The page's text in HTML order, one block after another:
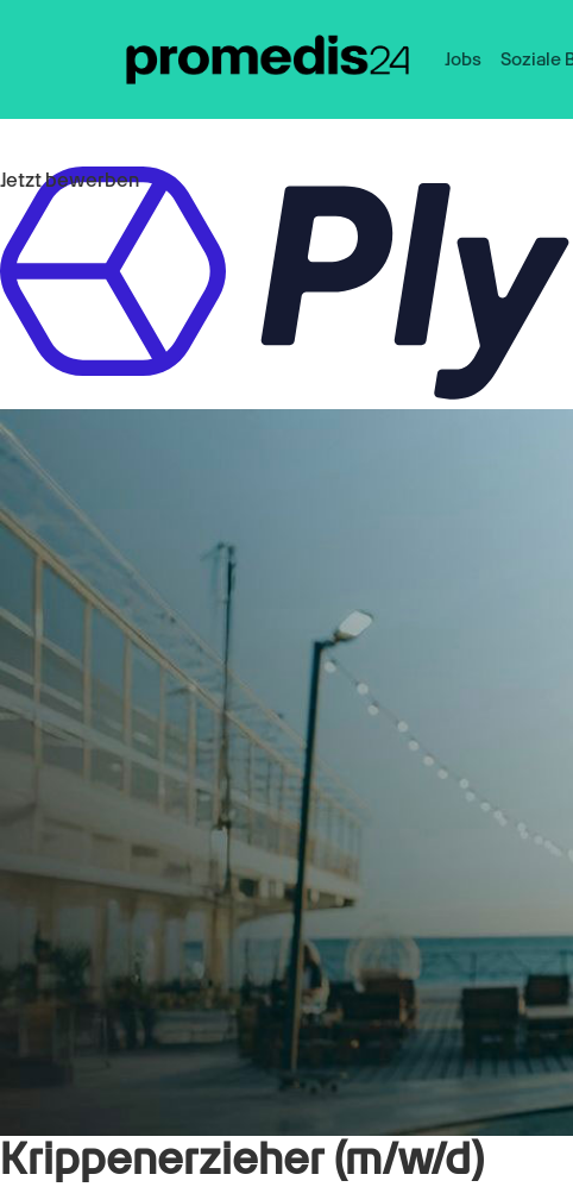
Jobs Soziale
Krippenerzieher (m/w/d)
Jetzt bewerben